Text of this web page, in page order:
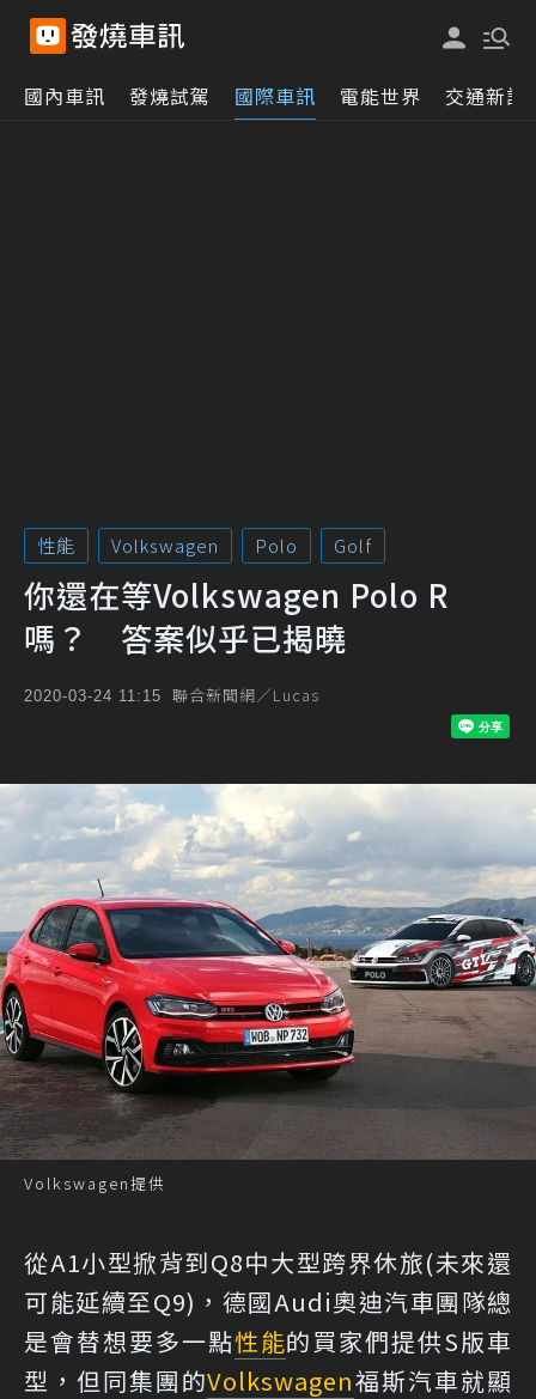
國內車訊 發燒試駕 國際車訊 電能世界 交通新訊
性能 Volkswagen Polo Golf
你還在等Volkswagen Polo R
嗎？ 答案似乎已揭曉
2020-03-24 11:15 聯合新聞網／Lucas
Volkswagen提供
從A1小型掀背到Q8中大型跨界休旅(未來還
可能延續至Q9)，德國Audi奧迪汽車團隊總
是會替想要多一點性能的買家們提供S版車
型，但同集團的Volkswagen福斯汽車就顯